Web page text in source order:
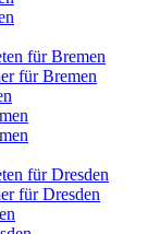
für Bremen
für Bremen
für Dresden
für Dresden